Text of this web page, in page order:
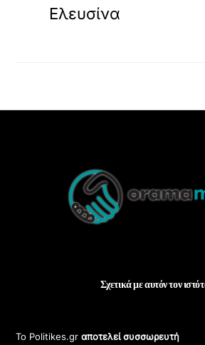
Ελευσίνα
Top
Σχετικά με αυτόν τον
Το Politikes.grαποτελεί συσσωρευτή